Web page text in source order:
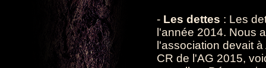
- Les dettes : Les
l'année 2014. Nous
l'association devait
CR de l'AG 2015,